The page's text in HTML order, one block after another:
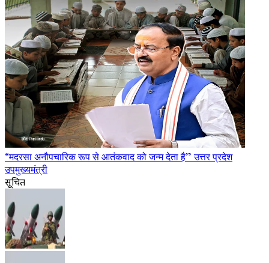
“मदरसा अनौपचारिक रूप से आतंकवाद को जन्म देता है” उत्तर प्रदेश
उपमुख्यमंत्री
सूचित